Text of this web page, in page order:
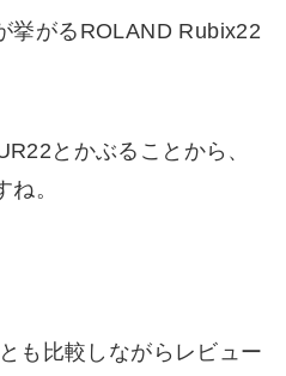
挙がるROLAND Rubix22
とかぶることから、
。
も比較しながらレビュー